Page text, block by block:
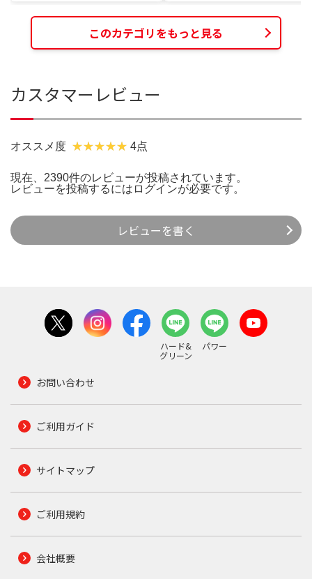
このカテゴリをもっと見る
カスタマーレビュー
オススメ度 4点
現在、2390件のレビューが投稿されています。
レビューを投稿するには ログインが必要です。
レビューを書く
ハード&
グリーン
パワー
お問い合わせ
ご利用ガイド
サイトマップ
ご利用規約
会社概要